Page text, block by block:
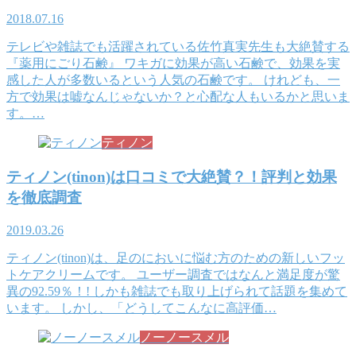
2018.07.16
テレビや雑誌でも活躍されている佐竹真実先生も大絶賛する
『薬用にごり石鹸』 ワキガに効果が高い石鹸で、効果を実
感した人が多数いるという人気の石鹸です。 けれども、一
方で効果は嘘なんじゃないか？と心配な人もいるかと思いま
す。…
ティノン
ティノン(tinon)は口コミで大絶賛？！評判と効果
を徹底調査
2019.03.26
ティノン(tinon)は、足のにおいに悩む方のための新しいフッ
トケアクリームです。 ユーザー調査ではなんと満足度が驚
異の92.59％！! しかも雑誌でも取り上げられて話題を集めて
います。 しかし、「どうしてこんなに高評価…
ノーノースメル